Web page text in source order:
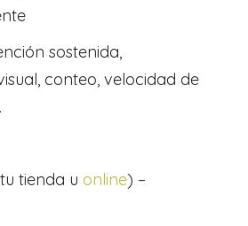
sostenida,
conteo, velocidad de
tienda u online) –